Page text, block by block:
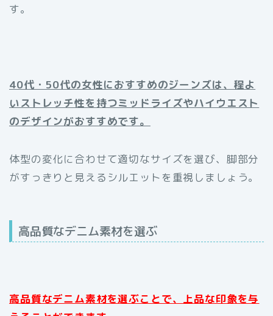
す。
40代・50代の女性におすすめのジーンズは、程よ
いストレッチ性を持つミッドライズやハイウエスト
のデザインがおすすめです。
体型の変化に合わせて適切なサイズを選び、脚部分
がすっきりと見えるシルエットを重視しましょう。
高品質なデニム素材を選ぶ
高品質なデニム素材を選ぶことで、上品な印象を与